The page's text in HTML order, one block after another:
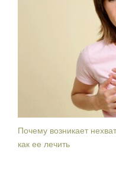
Почему возникает
как ее лечить